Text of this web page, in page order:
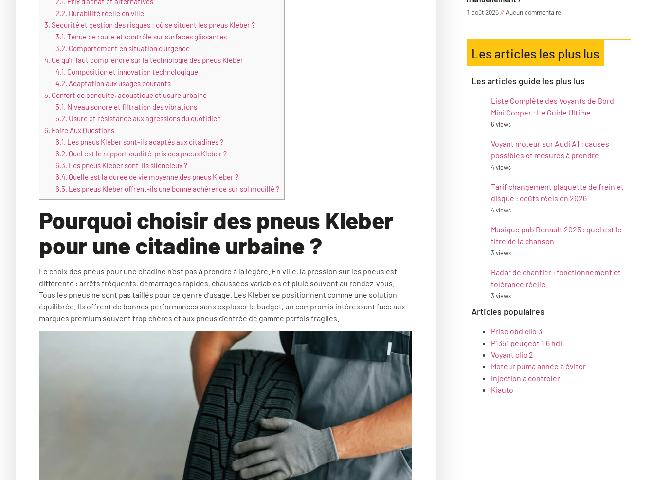
2.2. Durabilité réelle en ville
3. Sécurité et gestion des risques : où se situent les pneus Kleber ?
3.1. Tenue de route et contrôle sur surfaces glissantes
3.2. Comportement en situation d’urgence
4. Ce qu’il faut comprendre sur la technologie des pneus Kleber
4.1. Composition et innovation technologique
4.2. Adaptation aux usages courants
5. Confort de conduite, acoustique et usure urbaine
5.1. Niveau sonore et filtration des vibrations
5.2. Usure et résistance aux agressions du quotidien
6. Foire Aux Questions
6.1. Les pneus Kleber sont-ils adaptés aux citadines ?
6.2. Quel est le rapport qualité-prix des pneus Kleber ?
6.3. Les pneus Kleber sont-ils silencieux ?
6.4. Quelle est la durée de vie moyenne des pneus Kleber ?
6.5. Les pneus Kleber offrent-ils une bonne adhérence sur sol mouillé ?
Pourquoi choisir des pneus Kleber
pour une citadine urbaine ?
Le choix des pneus pour une citadine n’est pas à prendre à la légère. En ville, la pression sur les pneus est
différente : arrêts fréquents, démarrages rapides, chaussées variables et pluie souvent au rendez-vous.
Tous les pneus ne sont pas taillés pour ce genre d’usage. Les Kleber se positionnent comme une solution
équilibrée. Ils offrent de bonnes performances sans exploser le budget, un compromis intéressant face aux
marques premium souvent trop chères et aux pneus d’entrée de gamme parfois fragiles.
1 août 2026 Aucun commentaire
Les articles les plus lus
Les articles guide les plus lus
Liste Complète des Voyants de Bord
Mini Cooper : Le Guide Ultime
6 views
Voyant moteur sur Audi A1 : causes
possibles et mesures à prendre
4 views
Tarif changement plaquette de frein et
disque : coûts réels en 2026
4 views
Musique pub Renault 2025 : quel est le
titre de la chanson
3 views
Radar de chantier : fonctionnement et
tolérance réelle
3 views
Articles populaires
Prise obd clio 3
P1351 peugeot 1.6 hdi
Voyant clio 2
Moteur puma année à éviter
Injection a controler
Kiauto